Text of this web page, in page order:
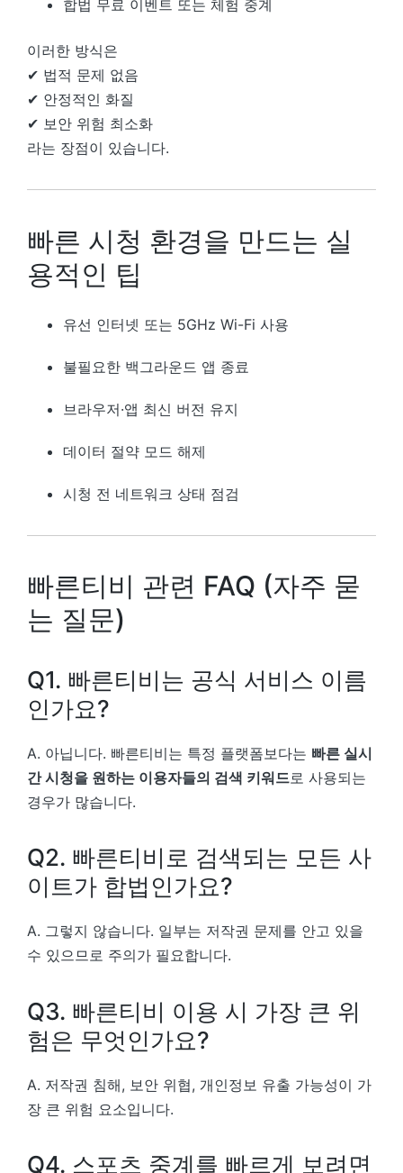
합법 무료 이벤트 또는 체험 중계
이러한 방식은
✔ 법적 문제 없음
✔ 안정적인 화질
✔ 보안 위험 최소화
라는 장점이 있습니다.
빠른 시청 환경을 만드는 실
용적인 팁
유선 인터넷 또는 5GHz Wi-Fi 사용
불필요한 백그라운드 앱 종료
브라우저·앱 최신 버전 유지
데이터 절약 모드 해제
시청 전 네트워크 상태 점검
빠른티비 관련 FAQ (자주 묻
는 질문)
Q1. 빠른티비는 공식 서비스 이름
인가요?
A. 아닙니다. 빠른티비는 특정 플랫폼보다는 빠른 실시
간 시청을 원하는 이용자들의 검색 키워드로 사용되는
경우가 많습니다.
Q2. 빠른티비로 검색되는 모든 사
이트가 합법인가요?
A. 그렇지 않습니다. 일부는 저작권 문제를 안고 있을
수 있으므로 주의가 필요합니다.
Q3. 빠른티비 이용 시 가장 큰 위
험은 무엇인가요?
A. 저작권 침해, 보안 위협, 개인정보 유출 가능성이 가
장 큰 위험 요소입니다.
Q4. 스포츠 중계를 빠르게 보려면